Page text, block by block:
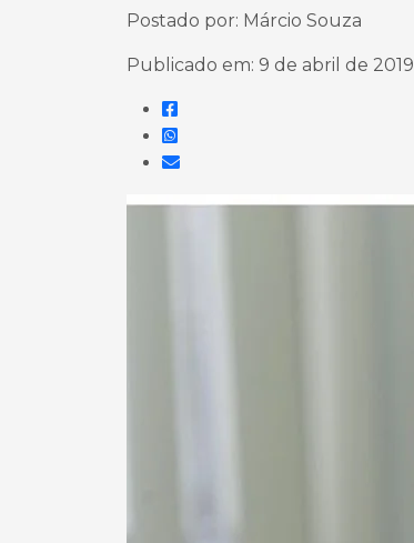
Postado por: Márcio Souza
Publicado em: 9 de abril de 2019